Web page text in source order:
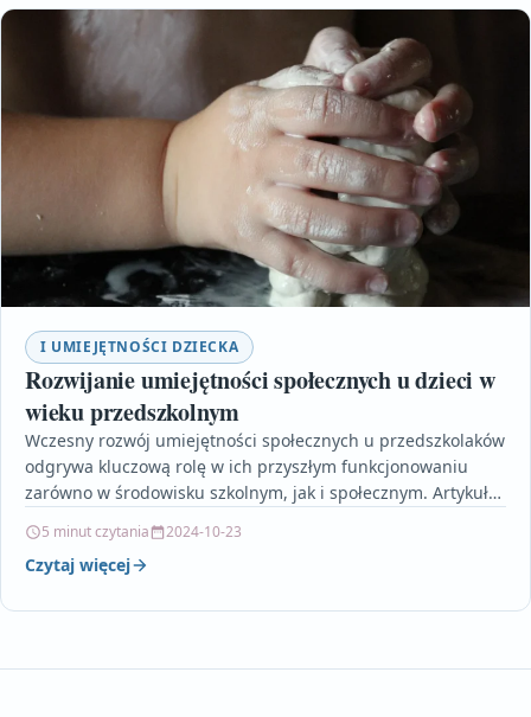
I UMIEJĘTNOŚCI DZIECKA
Rozwijanie umiejętności społecznych u dzieci w
wieku przedszkolnym
Wczesny rozwój umiejętności społecznych u przedszkolaków
odgrywa kluczową rolę w ich przyszłym funkcjonowaniu
zarówno w środowisku szkolnym, jak i społecznym. Artykuł
5 minut czytania 2024-10-23
Czytaj więcej